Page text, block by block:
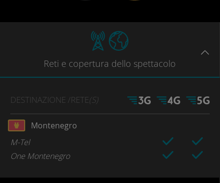
Reti e copertura dello spettacolo
DESTINAZIONE /RETE(S)
Montenegro
M-Tel
One Montenegro